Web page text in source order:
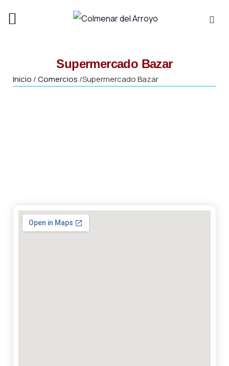
Supermercado Bazar
Inicio /Comercios /Supermercado Bazar